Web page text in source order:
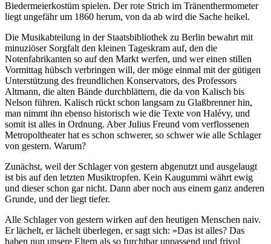
Biedermeierkostüm spielen. Der rote Strich im Tränenthermometer
liegt ungefähr um 1860 herum, von da ab wird die Sache heikel.
Die Musikabteilung in der Staatsbibliothek zu Berlin bewahrt mit
minuziöser Sorgfalt den kleinen Tageskram auf, den die
Notenfabrikanten so auf den Markt werfen, und wer einen stillen
Vormittag hübsch verbringen will, der möge einmal mit der gütigen
Unterstützung des freundlichen Konservators, des Professors
Altmann, die alten Bände durchblättern, die da von Kalisch bis
Nelson führen. Kalisch rückt schon langsam zu Glaßbrenner hin,
man nimmt ihn ebenso historisch wie die Texte von Halévy, und
somit ist alles in Ordnung. Aber Julius Freund vom verflossenen
Metropoltheater hat es schon schwerer, so schwer wie alle Schlager
von gestern. Warum?
Zunächst, weil der Schlager von gestern abgenutzt und ausgelaugt
ist bis auf den letzten Musiktropfen. Kein Kaugummi währt ewig
und dieser schon gar nicht. Dann aber noch aus einem ganz anderen
Grunde, und der liegt tiefer.
Alle Schlager von gestern wirken auf den heutigen Menschen naiv.
Er lächelt, er lächelt überlegen, er sagt sich: »Das ist alles? Das
haben nun unsere Eltern als so furchtbar unpassend und frivol